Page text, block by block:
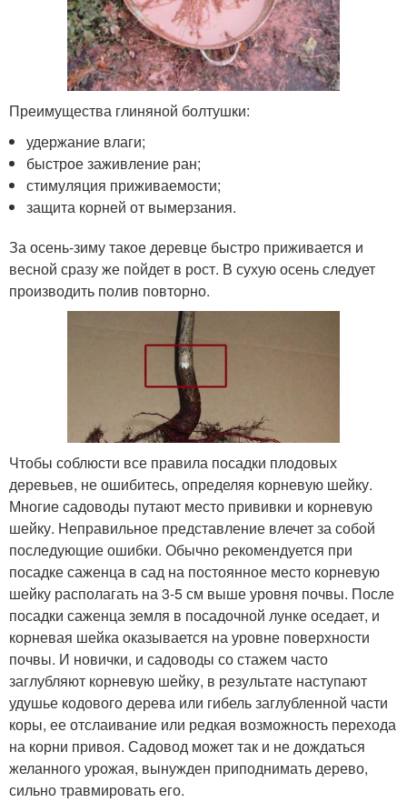
Преимущества глиняной болтушки:
удержание влаги;
быстрое заживление ран;
стимуляция приживаемости;
защита корней от вымерзания.
За осень-зиму такое деревце быстро приживается и
весной сразу же пойдет в рост. В сухую осень следует
производить полив повторно.
Чтобы соблюсти все правила посадки плодовых
деревьев, не ошибитесь, определяя корневую шейку.
Многие садоводы путают место прививки и корневую
шейку. Неправильное представление влечет за собой
последующие ошибки. Обычно рекомендуется при
посадке саженца в сад на постоянное место корневую
шейку располагать на 3-5 см выше уровня почвы. После
посадки саженца земля в посадочной лунке оседает, и
корневая шейка оказывается на уровне поверхности
почвы. И новички, и садоводы со стажем часто
заглубляют корневую шейку, в результате наступают
удушье кодового дерева или гибель заглубленной части
коры, ее отслаивание или редкая возможность перехода
на корни привоя. Садовод может так и не дождаться
желанного урожая, вынужден приподнимать дерево,
сильно травмировать его.